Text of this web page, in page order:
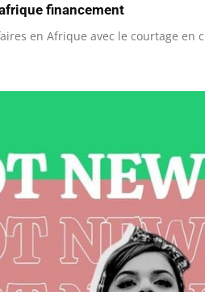
financement
en Afrique avec le courtage en